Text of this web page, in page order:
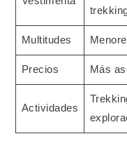
Multitudes
Precios Más
Actividades